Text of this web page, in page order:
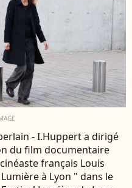
- I.Huppert a dirigé
du film documentaire
français Louis
à Lyon " dans le